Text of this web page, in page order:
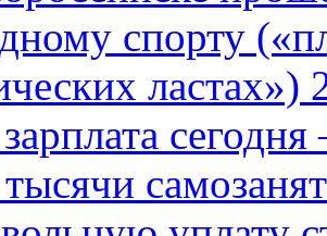
спорту
ластах»)